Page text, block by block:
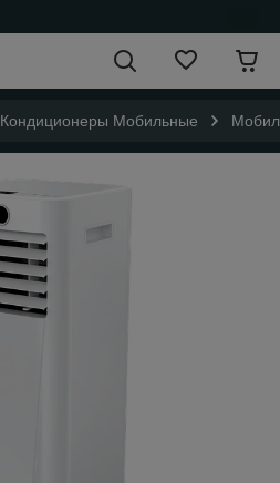
Кондиционеры Мобильные